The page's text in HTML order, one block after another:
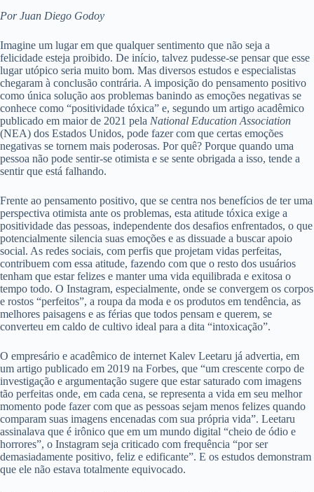
Por Juan Diego Godoy
Imagine um lugar em que qualquer sentimento que não seja a
felicidade esteja proibido. De início, talvez pudesse-se pensar que esse
lugar utópico seria muito bom. Mas diversos estudos e especialistas
chegaram à conclusão contrária. A imposição do pensamento positivo
como única solução aos problemas banindo as emoções negativas se
conhece como “positividade tóxica” e, segundo um artigo acadêmico
publicado em maior de 2021 pela National Education Association
(NEA) dos Estados Unidos, pode fazer com que certas emoções
negativas se tornem mais poderosas. Por quê? Porque quando uma
pessoa não pode sentir-se otimista e se sente obrigada a isso, tende a
sentir que está falhando.
Frente ao pensamento positivo, que se centra nos benefícios de ter uma
perspectiva otimista ante os problemas, esta atitude tóxica exige a
positividade das pessoas, independente dos desafios enfrentados, o que
potencialmente silencia suas emoções e as dissuade a buscar apoio
social. As redes sociais, com perfis que projetam vidas perfeitas,
contribuem com essa atitude, fazendo com que o resto dos usuários
tenham que estar felizes e manter uma vida equilibrada e exitosa o
tempo todo. O Instagram, especialmente, onde se convergem os corpos
e rostos “perfeitos”, a roupa da moda e os produtos em tendência, as
melhores paisagens e as férias que todos pensam e querem, se
converteu em caldo de cultivo ideal para a dita “intoxicação”.
O empresário e acadêmico de internet Kalev Leetaru já advertia, em
um artigo publicado em 2019 na Forbes, que “um crescente corpo de
investigação e argumentação sugere que estar saturado com imagens
tão perfeitas onde, em cada cena, se representa a vida em seu melhor
momento pode fazer com que as pessoas sejam menos felizes quando
comparam suas imagens encenadas com sua própria vida”. Leetaru
assinalava que é irônico que em um mundo digital “cheio de ódio e
horrores”, o Instagram seja criticado com frequência “por ser
demasiadamente positivo, feliz e edificante”. E os estudos demonstram
que ele não estava totalmente equivocado.